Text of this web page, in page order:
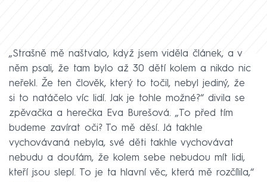
„Strašně mě naštvalo, když jsem viděla článek, a v
něm psali, že tam bylo až 30 dětí kolem a nikdo nic
neřekl. Že ten člověk, který to točil, nebyl jediný, že
si to natáčelo víc lidí. Jak je tohle možné?“ divila se
zpěvačka a herečka Eva Burešová. „To před tím
budeme zavírat oči? To mě děsí. Já takhle
vychovávaná nebyla, své děti takhle vychovávat
nebudu a doufám, že kolem sebe nebudou mít lidi,
kteří jsou slepí. To je ta hlavní věc, která mě rozčílila,“